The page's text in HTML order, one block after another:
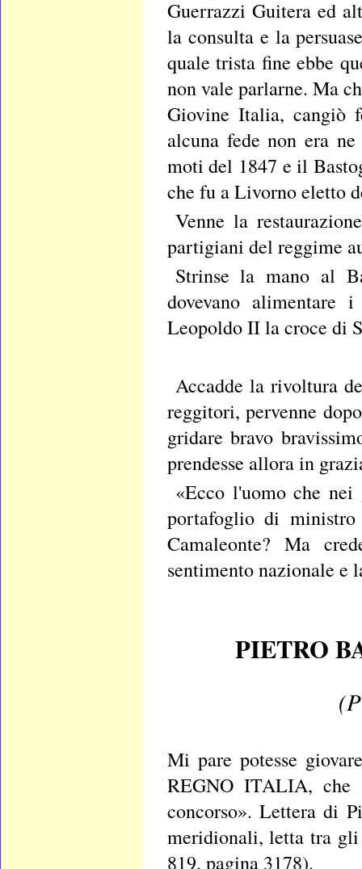
Guerrazzi Guitera ed
la consulta e la
quale trista fine ebbe
non vale parlarne. Ma
Giovine Italia, cangiò
alcuna fede non era
moti del 1847 e il
che fu a Livorno eletto
Venne la
partigiani del reggime
Strinse la mano al
dovevano alimentare
Leopoldo II la croce di
Accadde la rivoltura
reggitori, pervenne
gridare bravo
prendesse allora in
«Ecco l'uomo che
portafoglio di
Camaleonte? Ma
sentimento nazionale e
PIETRO
Mi pare potesse
REGNO ITALIA, che
concorso». Lettera di
meridionali, letta tra
819, pagina 3178).